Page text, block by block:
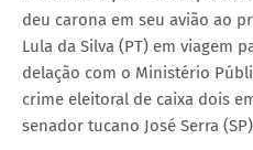
deu carona em seu avião ao
Lula da Silva (PT) em viagem
delação com o Ministério
crime eleitoral de caixa dois
senador tucano José Serra